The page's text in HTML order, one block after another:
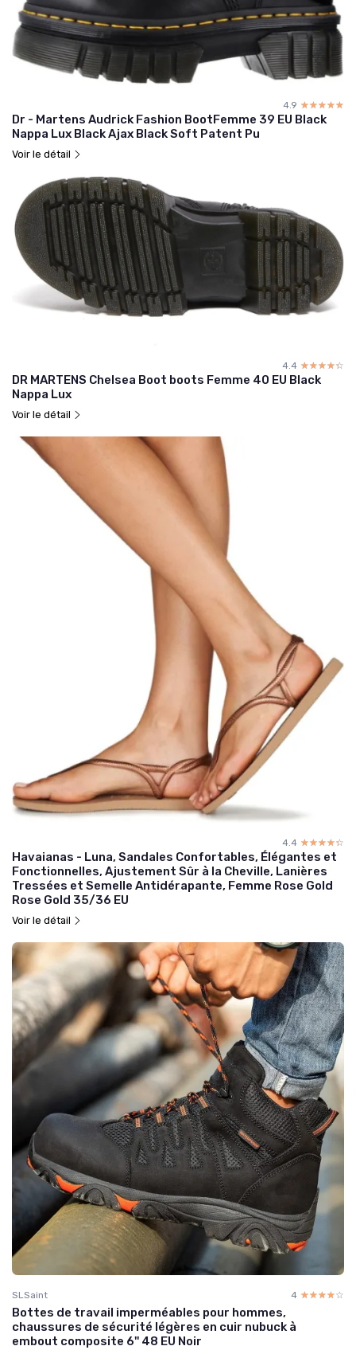
4.9 ☆☆☆☆☆
★★★★★
Dr - Martens Audrick Fashion BootFemme 39 EU Black
Nappa Lux Black Ajax Black Soft Patent Pu
Voir le détail
4.4 ☆☆☆☆☆
★★★★★
DR MARTENS Chelsea Boot boots Femme 40 EU Black
Nappa Lux
Voir le détail
4.4 ☆☆☆☆☆
★★★★★
Havaianas - Luna, Sandales Confortables, Élégantes et
Fonctionnelles, Ajustement Sûr à la Cheville, Lanières
Tressées et Semelle Antidérapante, Femme Rose Gold
Rose Gold 35/36 EU
Voir le détail
SLSaint 4 ☆☆☆☆☆
★★★★★
Bottes de travail imperméables pour hommes,
chaussures de sécurité légères en cuir nubuck à
embout composite 6'' 48 EU Noir